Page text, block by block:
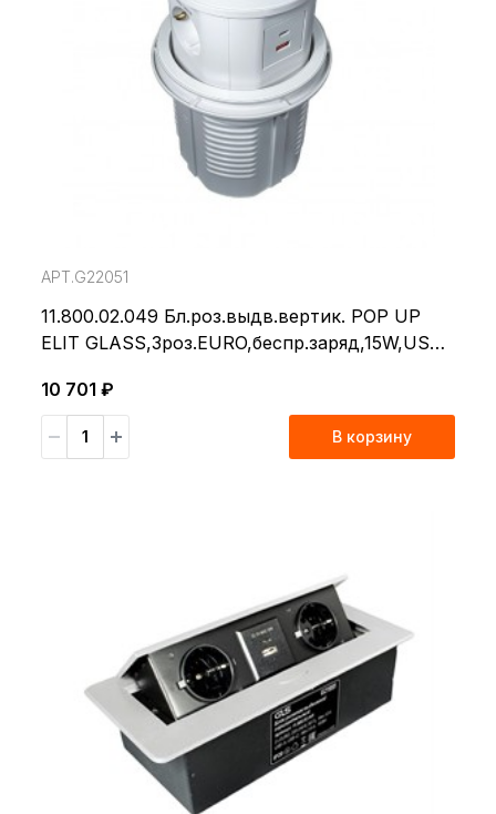
АРТ.G22051
11.800.02.049 Бл.роз.выдв.вертик. POP UP
ELIT GLASS,3роз.EURO,беспр.заряд,15W,USB
10 701 ₽
В корзину